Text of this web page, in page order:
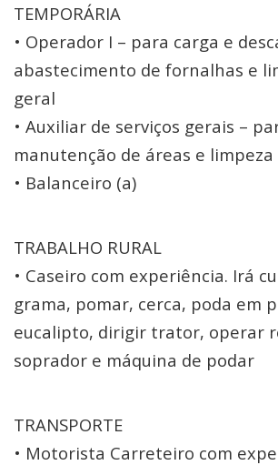
TEMPORÁRIA
• Operador I – para carga e
abastecimento de fornalhas e
geral
• Auxiliar de serviços gerais –
manutenção de áreas e
• Balanceiro (a)
TRABALHO RURAL
• Caseiro com experiência. Irá
grama, pomar, cerca, poda em
eucalipto, dirigir trator, operar
soprador e máquina de podar
TRANSPORTE
• Motorista Carreteiro com